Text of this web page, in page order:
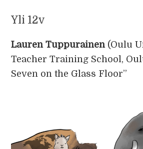
Yli 12v
Lauren Tuppurainen(Oulu
Teacher Training School,
Seven on the Glass Floor”